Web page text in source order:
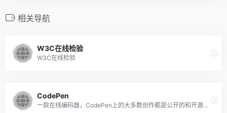
相关导航
W3C在线检验
W3C在线检验
CodePen
一款在线编码器，CodePen上的大多数创作都是公开的和开源的。